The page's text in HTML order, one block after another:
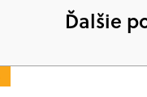
Ďalšie